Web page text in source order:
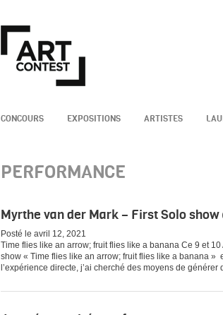
CONCOURS EXPOSITIONS ARTISTES
PERFORMANCE
Myrthe van der Mark – First Solo
Posté le avril 12, 2021
Time flies like an arrow; fruit flies like a banana Ce 9 et
show « Time flies like an arrow; fruit flies like a banana
l’expérience directe, j’ai cherché des moyens de générer